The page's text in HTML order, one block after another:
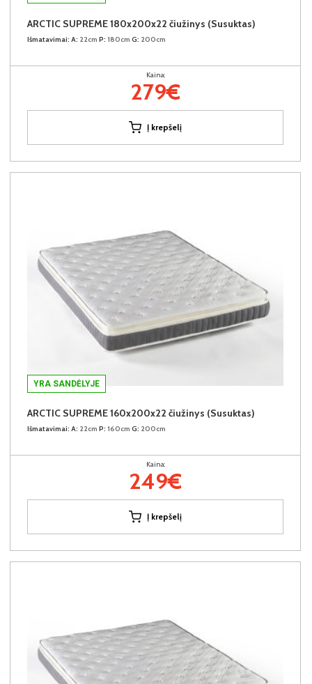
ARCTIC SUPREME 180x200x22 čiužinys (Susuktas)
Išmatavimai: A: 22cm P: 180cm G: 200cm
Kaina:
279€
Į krepšelį
YRA SANDĖLYJE
ARCTIC SUPREME 160x200x22 čiužinys (Susuktas)
Išmatavimai: A: 22cm P: 160cm G: 200cm
Kaina:
249€
Į krepšelį